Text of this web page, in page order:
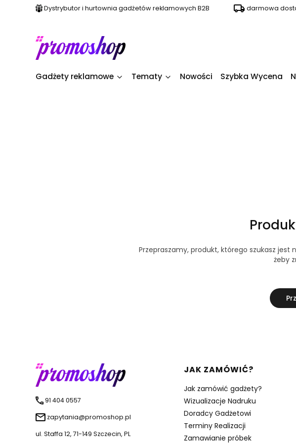
Dystrybutor i hurtownia gadżetów reklamowych B2B darmowa
Gadżety reklamowe Tematy Nowości Szybka Wycena
Przepraszamy, produkt, którego szukasz jest
żeby
91 404 0557
zapytania@promoshop.pl
ul. Staffa 12, 71-149 Szczecin, PL
Linki w stopce
JAK ZAMÓWIĆ?
Jak zamówić gadżety?
Wizualizacje Nadruku
Doradcy Gadżetowi
Terminy Realizacji
Zamawianie próbek